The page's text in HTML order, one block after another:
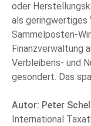
oder
als
Sammelposten-
Finanzverwaltung
Verbleibens- und
gesondert. Das
Autor: Peter
International